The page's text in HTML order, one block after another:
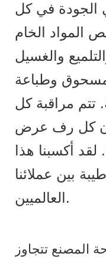
الجودة في كل
المواد الخام
والغسيل
وطباعة
تتم مراقبة كل
أن كل رف عرض
لقد أكسبنا هذا
بين عملائنا
العالميين.
المصنع تتجاوز